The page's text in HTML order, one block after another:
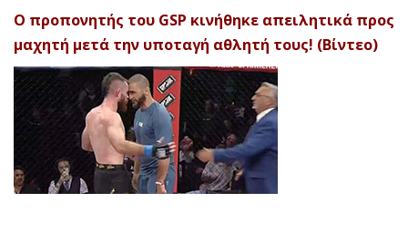
Ο προπονητής του GSP κινήθηκε απειλητικά προς
μαχητή μετά την υποταγή αθλητή τους! (Βίντεο)